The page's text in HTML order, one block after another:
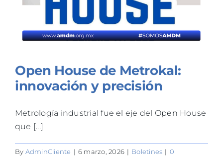
Open House de Metrokal:
innovación y precisión
Metrología industrial fue el eje del Open House
que [...]
By AdminCliente | 6 marzo, 2026 | Boletines | 0